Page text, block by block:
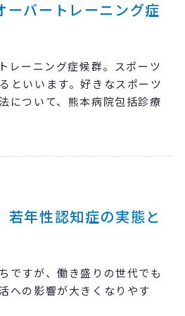
ーバートレーニング症
レーニング症候群。スポーツ
といいます。好きなスポーツ
について、熊本病院包括診療
年性認知症の実態と
ですが、働き盛りの世代でも
への影響が⼤きくなりやす